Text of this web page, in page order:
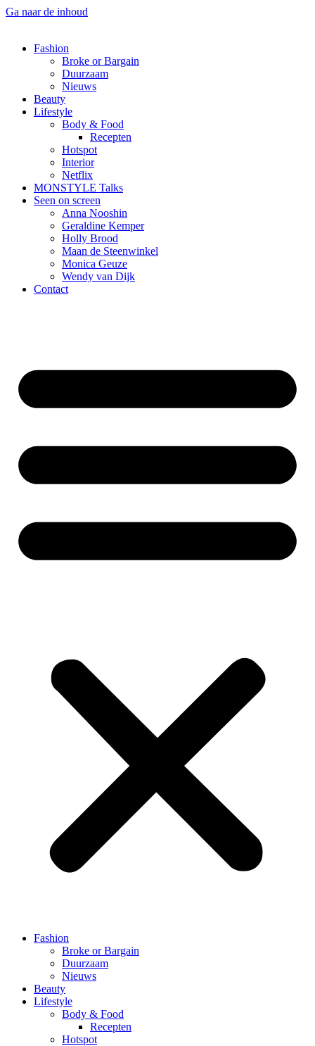
Ga naar de inhoud
Fashion
Broke or Bargain
Duurzaam
Nieuws
Beauty
Lifestyle
Body & Food
Recepten
Hotspot
Interior
Netflix
MONSTYLE Talks
Seen on screen
Anna Nooshin
Geraldine Kemper
Holly Brood
Maan de Steenwinkel
Monica Geuze
Wendy van Dijk
Contact
Fashion
Broke or Bargain
Duurzaam
Nieuws
Beauty
Lifestyle
Body & Food
Recepten
Hotspot